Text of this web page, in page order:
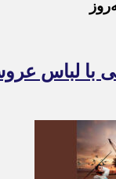
با لباس